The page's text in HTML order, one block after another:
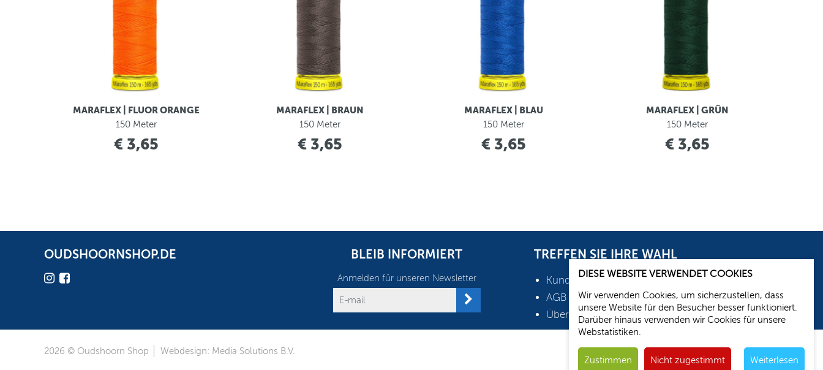
MARAFLEX | FLUOR ORANGE
150 Meter
€ 3,65
MARAFLEX | BRAUN
150 Meter
€ 3,65
MARAFLEX | BLAU
150 Meter
€ 3,65
MARAFLEX | GRÜN
150 Meter
€ 3,65
DIESE WEBSITE VERWENDET COOKIES
Wir verwenden Cookies, um sicherzustellen, dass
unsere Website für den Besucher besser funktioniert.
Darüber hinaus verwenden wir Cookies für unsere
Webstatistiken.
Zustimmen Nicht zugestimmt Weiterlesen
OUDSHOORNSHOP.DE BLEIB INFORMIERT
Anmelden für unseren Newsletter
TREFFEN SIE IHRE WAHL
Kundenservice
AGB
Über uns
2026 © Oudshoorn Shop Webdesign: Media Solutions B.V.